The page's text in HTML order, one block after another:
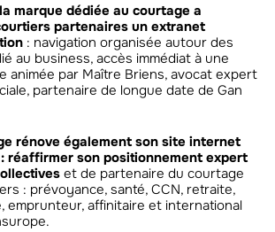
marque dédiée au courtage a
partenaires un extranet
: navigation organisée autour des
au business, accès immédiat à une
animée par Maître Briens, avocat expert
partenaire de longue date de Gan
rénove également son site internet
réaffirmer son positionnement expert
et de partenaire du courtage
: prévoyance, santé, CCN, retraite,
emprunteur, affinitaire et international